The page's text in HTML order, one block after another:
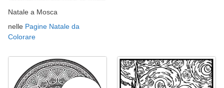
Natale a Mosca
nelle Pagine Natale da
Colorare